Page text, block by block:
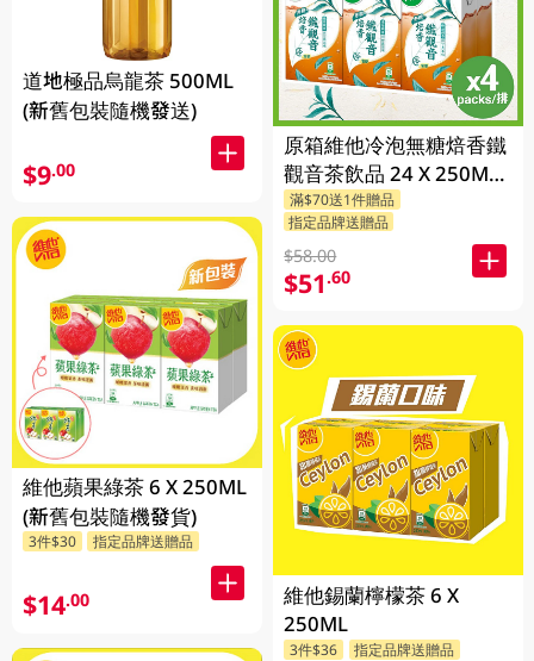
道地極品烏龍茶 500ML
(新舊包裝隨機發送)
$9.00
維他蘋果綠茶 6 X 250ML
(新舊包裝隨機發貨)
3件$30 指定品牌送贈品
$14.00
原箱維他冷泡無糖焙香鐵
觀音茶飲品 24 X 250ML
(新舊包裝隨機發貨)
滿$70送1件贈品
指定品牌送贈品
$58.00
$51.60
維他錫蘭檸檬茶 6 X
250ML
3件$36 指定品牌送贈品